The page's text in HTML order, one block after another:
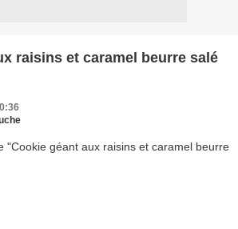
raisins et caramel beurre salé